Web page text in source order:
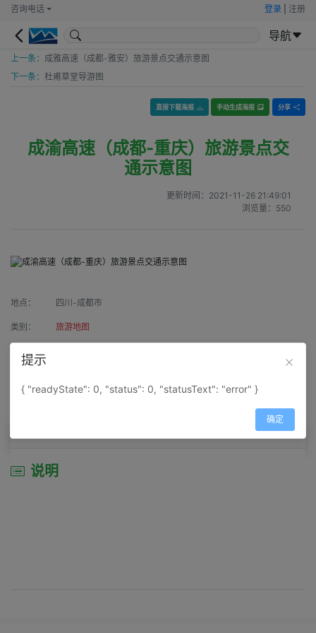
咨询电话 登录 注册
导航
上一条： 成雅高速（成都-雅安）旅游景点交通示意图
下一条： 杜甫草堂导游图
直接下载海报 手动生成海报 分享
成渝高速（成都-重庆）旅游景点交
通示意图
更新时间： 2021-11-26 21:49:01
浏览量： 550
地点： 四川-成都市
类别： 旅游地图
说明
提示
{ "readyState": 0, "status": 0, "statusText": "error" }
确定